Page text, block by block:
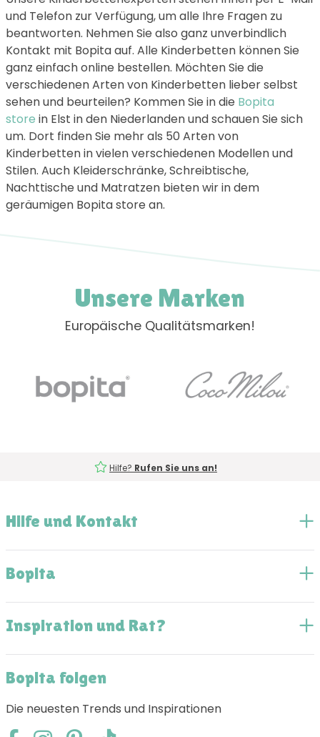
und Telefon zur Verfügung, um alle Ihre Fragen zu
beantworten. Nehmen Sie also ganz unverbindlich
Kontakt mit Bopita auf. Alle Kinderbetten können Sie
ganz einfach online bestellen. Möchten Sie die
verschiedenen Arten von Kinderbetten lieber selbst
sehen und beurteilen? Kommen Sie in die Bopita
store in Elst in den Niederlanden und schauen Sie sich
um. Dort finden Sie mehr als 50 Arten von
Kinderbetten in vielen verschiedenen Modellen und
Stilen. Auch Kleiderschränke, Schreibtische,
Nachttische und Matratzen bieten wir in dem
geräumigen Bopita store an.
Unsere Marken
Europäische Qualitätsmarken!
Hilfe? Rufen Sie uns an!
Hilfe und Kontakt
Bopita
Inspiration und Rat?
Bopita folgen
Die neuesten Trends und Inspirationen